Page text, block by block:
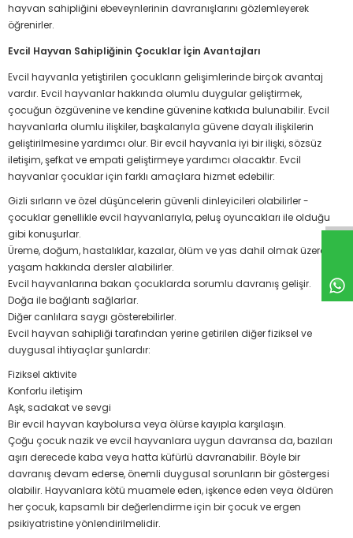
hayvan sahipliğini ebeveynlerinin davranışlarını gözlemleyerek
öğrenirler.
Evcil Hayvan Sahipliğinin Çocuklar İçin Avantajları
Evcil hayvanla yetiştirilen çocukların gelişimlerinde birçok avantaj
vardır. Evcil hayvanlar hakkında olumlu duygular geliştirmek,
çocuğun özgüvenine ve kendine güvenine katkıda bulunabilir. Evcil
hayvanlarla olumlu ilişkiler, başkalarıyla güvene dayalı ilişkilerin
geliştirilmesine yardımcı olur. Bir evcil hayvanla iyi bir ilişki, sözsüz
iletişim, şefkat ve empati geliştirmeye yardımcı olacaktır. Evcil
hayvanlar çocuklar için farklı amaçlara hizmet edebilir:
Gizli sırların ve özel düşüncelerin güvenli dinleyicileri olabilirler -
çocuklar genellikle evcil hayvanlarıyla, peluş oyuncakları ile olduğu
gibi konuşurlar.
Üreme, doğum, hastalıklar, kazalar, ölüm ve yas dahil olmak üzere
yaşam hakkında dersler alabilirler.
Evcil hayvanlarına bakan çocuklarda sorumlu davranış gelişir.
Doğa ile bağlantı sağlarlar.
Diğer canlılara saygı gösterebilirler.
Evcil hayvan sahipliği tarafından yerine getirilen diğer fiziksel ve
duygusal ihtiyaçlar şunlardır:
Fiziksel aktivite
Konforlu iletişim
Aşk, sadakat ve sevgi
Bir evcil hayvan kaybolursa veya ölürse kayıpla karşılaşın.
Çoğu çocuk nazik ve evcil hayvanlara uygun davransa da, bazıları
aşırı derecede kaba veya hatta küfürlü davranabilir. Böyle bir
davranış devam ederse, önemli duygusal sorunların bir göstergesi
olabilir. Hayvanlara kötü muamele eden, işkence eden veya öldüren
her çocuk, kapsamlı bir değerlendirme için bir çocuk ve ergen
psikiyatristine yönlendirilmelidir.